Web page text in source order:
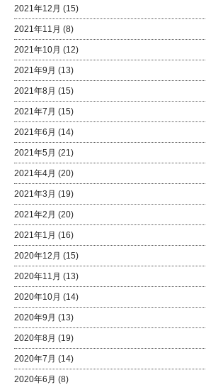
2021年12月 (15)
2021年11月 (8)
2021年10月 (12)
2021年9月 (13)
2021年8月 (15)
2021年7月 (15)
2021年6月 (14)
2021年5月 (21)
2021年4月 (20)
2021年3月 (19)
2021年2月 (20)
2021年1月 (16)
2020年12月 (15)
2020年11月 (13)
2020年10月 (14)
2020年9月 (13)
2020年8月 (19)
2020年7月 (14)
2020年6月 (8)